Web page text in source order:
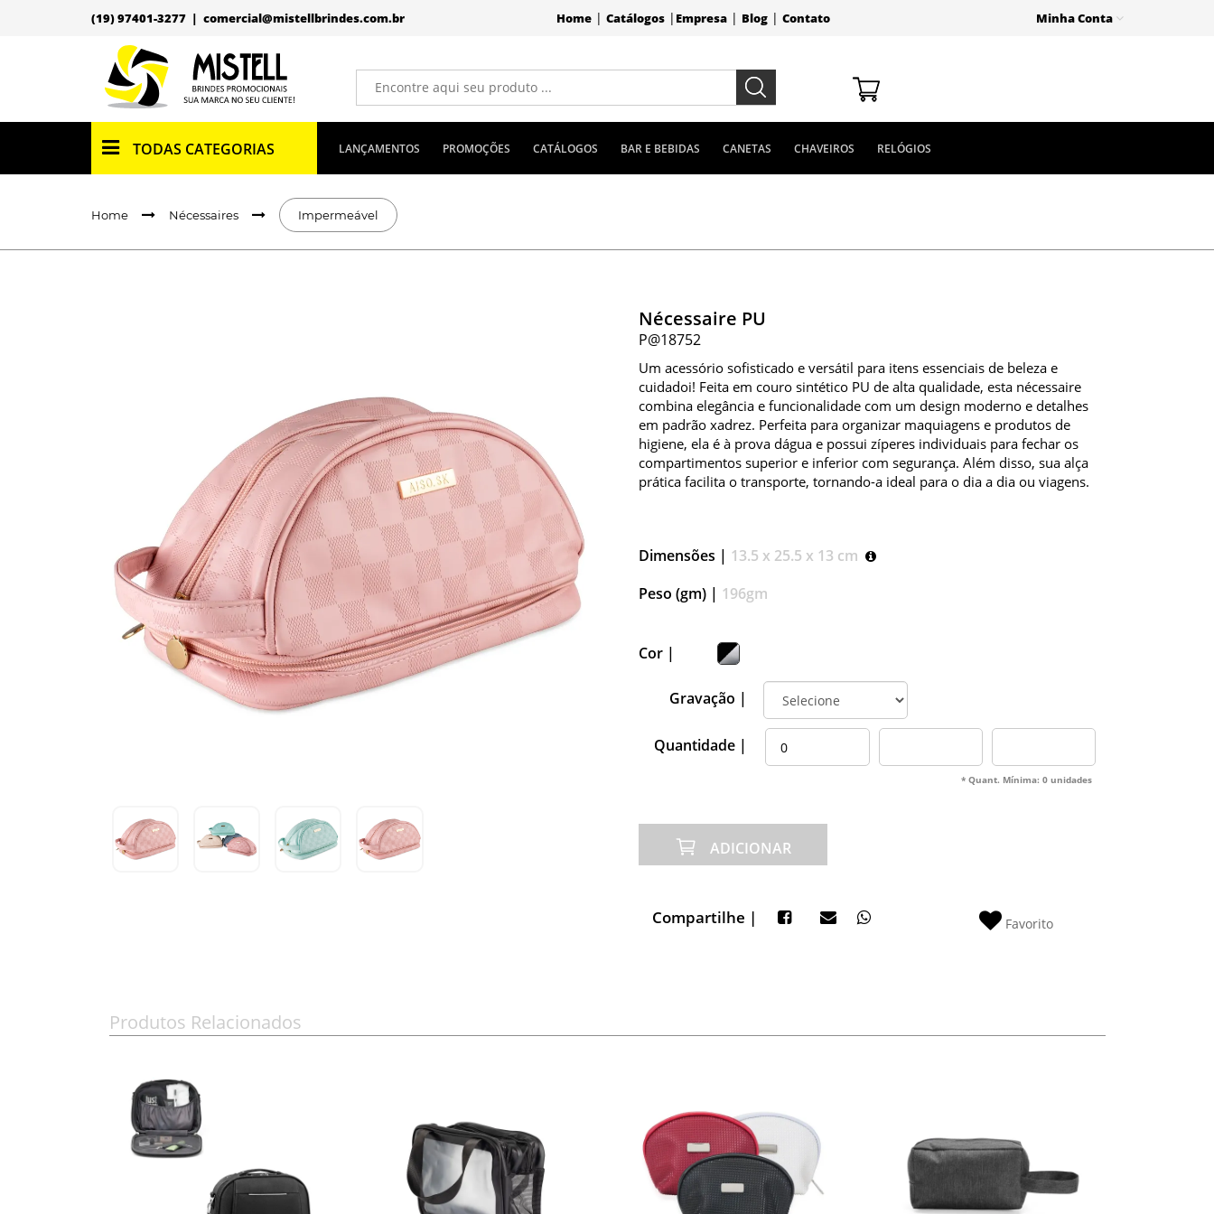
(19) 97401-3277 | comercial@mistellbrindes.com.br Home| Catálogos| Empresa| Blog| Contato Minha Conta
TODAS CATEGORIAS LANÇAMENTOS PROMOÇÕES CATÁLOGOS BAR E BEBIDAS CANETAS CHAVEIROS RELÓGIOS
Home Nécessaires Impermeável
Nécessaire PU
P@18752
Um acessório sofisticado e versátil para itens essenciais de beleza e
cuidadoi! Feita em couro sintético PU de alta qualidade, esta nécessaire
combina elegância e funcionalidade com um design moderno e detalhes
em padrão xadrez. Perfeita para organizar maquiagens e produtos de
higiene, ela é à prova dágua e possui zíperes individuais para fechar os
compartimentos superior e inferior com segurança. Além disso, sua alça
prática facilita o transporte, tornando-a ideal para o dia a dia ou viagens.
Dimensões | 13.5 x 25.5 x 13 cm
Peso (gm) | 196gm
Cor |
Gravação |
Quantidade |
* Quant. Mínima: 0 unidades
ADICIONAR
Compartilhe | Favorito
Produtos Relacionados